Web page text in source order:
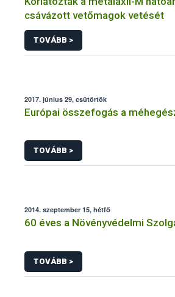
csávázott vetőmagok vetését
TOVÁBB >
2017. június 29, csütörtök
Európai összefogás a
TOVÁBB >
2014. szeptember 15, hétfő
60 éves a Növényvédelmi
TOVÁBB >